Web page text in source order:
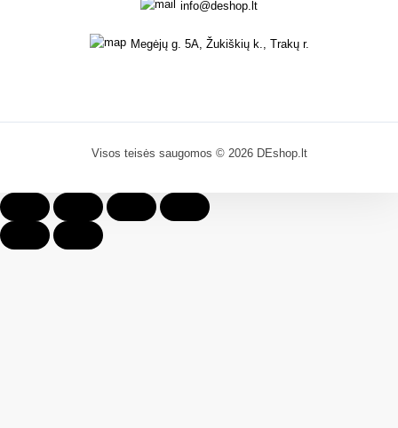
info@deshop.lt
Megėjų g. 5A, Žukiškių k., Trakų r.
Visos teisės saugomos © 2026 DEshop.lt